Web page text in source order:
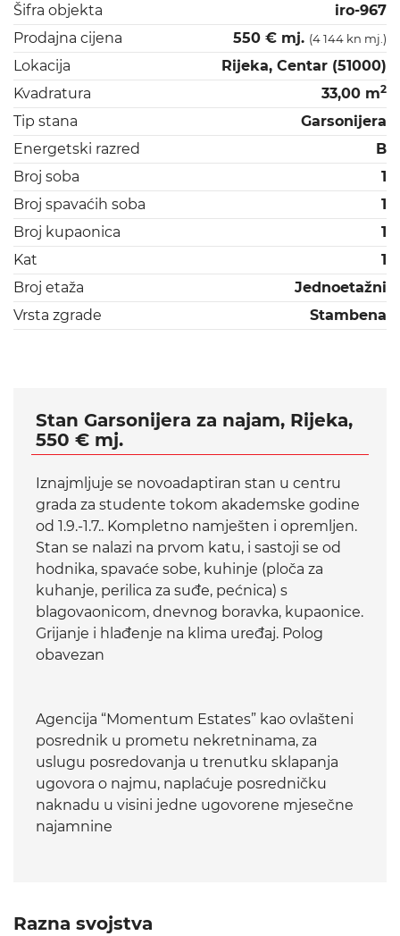
Šifra objekta
iro-967
Prodajna cijena
550 € mj. (4 144 kn mj.)
Lokacija
Rijeka, Centar (51000)
Kvadratura
33,00 m2
Tip stana
Garsonijera
Energetski razred
B
Broj soba
1
Broj spavaćih soba
1
Broj kupaonica
1
Kat
1
Broj etaža
Jednoetažni
Vrsta zgrade
Stambena
Stan Garsonijera za najam, Rijeka,
550 € mj.
Iznajmljuje se novoadaptiran stan u centru
grada za studente tokom akademske godine
od 1.9.-1.7.. Kompletno namješten i opremljen.
Stan se nalazi na prvom katu, i sastoji se od
hodnika, spavaće sobe, kuhinje (ploča za
kuhanje, perilica za suđe, pećnica) s
blagovaonicom, dnevnog boravka, kupaonice.
Grijanje i hlađenje na klima uređaj. Polog
obavezan
Agencija “Momentum Estates” kao ovlašteni
posrednik u prometu nekretninama, za
uslugu posredovanja u trenutku sklapanja
ugovora o najmu, naplaćuje posredničku
naknadu u visini jedne ugovorene mjesečne
najamnine
Razna svojstva